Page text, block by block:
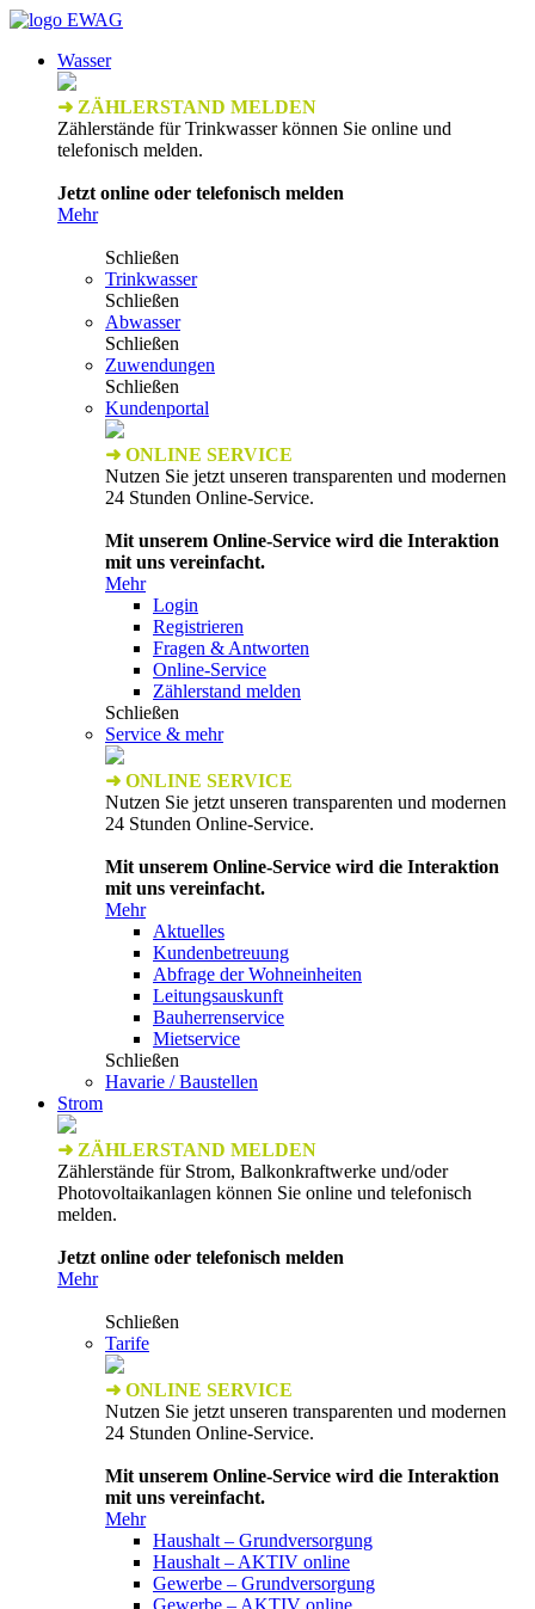
Wasser
➜ ZÄHLERSTAND MELDEN
Zählerstände für Trinkwasser können Sie online und
telefonisch melden.
Jetzt online oder telefonisch melden
Mehr
Schließen
Trinkwasser
Schließen
Abwasser
Schließen
Zuwendungen
Schließen
Kundenportal
➜ ONLINE SERVICE
Nutzen Sie jetzt unseren transparenten und modernen
24 Stunden Online-Service.
Mit unserem Online-Service wird die Interaktion
mit uns vereinfacht.
Mehr
Login
Registrieren
Fragen & Antworten
Online-Service
Zählerstand melden
Schließen
Service & mehr
➜ ONLINE SERVICE
Nutzen Sie jetzt unseren transparenten und modernen
24 Stunden Online-Service.
Mit unserem Online-Service wird die Interaktion
mit uns vereinfacht.
Mehr
Aktuelles
Kundenbetreuung
Abfrage der Wohneinheiten
Leitungsauskunft
Bauherrenservice
Mietservice
Schließen
Havarie / Baustellen
Strom
➜ ZÄHLERSTAND MELDEN
Zählerstände für Strom, Balkonkraftwerke und/oder
Photovoltaikanlagen können Sie online und telefonisch
melden.
Jetzt online oder telefonisch melden
Mehr
Schließen
Tarife
➜ ONLINE SERVICE
Nutzen Sie jetzt unseren transparenten und modernen
24 Stunden Online-Service.
Mit unserem Online-Service wird die Interaktion
mit uns vereinfacht.
Mehr
Haushalt – Grundversorgung
Haushalt – AKTIV online
Gewerbe – Grundversorgung
Gewerbe – AKTIV online